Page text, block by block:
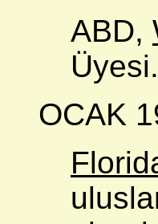
ABD,
Üyesi.
OCAK